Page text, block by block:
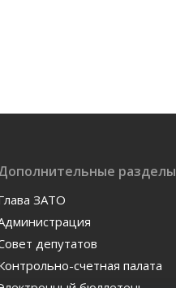
разделы
ЗАТО
депутатов
счетная палата